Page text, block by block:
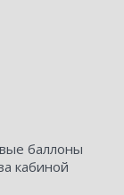
баллоны
кабиной